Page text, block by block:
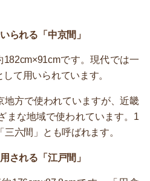
られる「中京間」
です。現代では一
て用いられています。
地方で使われていますが、近畿
まな地域で使われています。1
六間」とも呼ばれます。
される「江戸間」